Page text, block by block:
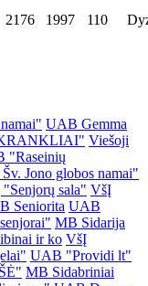
2176 1997 110
UAB Gemma
Viešoji
"Raseinių
Jono globos namai"
sala" VšĮ
Seniorita UAB
MB Sidarija
ir ko VšĮ
UAB "Providi lt"
MB Sidabriniai